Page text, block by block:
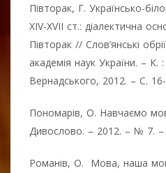
Півторак, Г. Українсько-
XIV-XVII ст.: діалектична
Півторак // Слов’янські
академія наук України. – К.
Вернадського, 2012. – С.
Пономарів, О. Навчаємо
Дивослово. – 2012. – № 7. –
Романів, О. Мова, наша